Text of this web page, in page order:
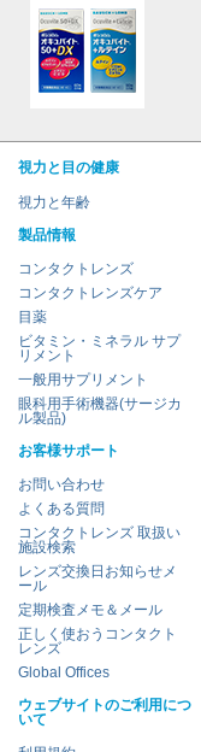
視力と目の健康
視力と年齢
製品情報
コンタクトレンズ
コンタクトレンズケア
目薬
ビタミン・ミネラル サプ
リメント
一般用サプリメント
眼科用手術機器(サージカ
ル製品)
お客様サポート
お問い合わせ
よくある質問
コンタクトレンズ 取扱い
施設検索
レンズ交換日お知らせメ
ール
定期検査メモ＆メール
正しく使おうコンタクト
レンズ
Global Offices
ウェブサイトのご利用につ
いて